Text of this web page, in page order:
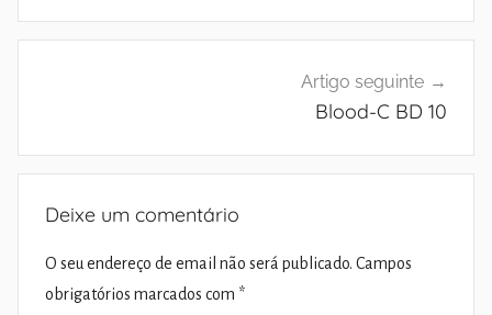
Artigo seguinte
Blood-C BD 10
Deixe um comentário
O seu endereço de email não será publicado. Campos
obrigatórios marcados com *